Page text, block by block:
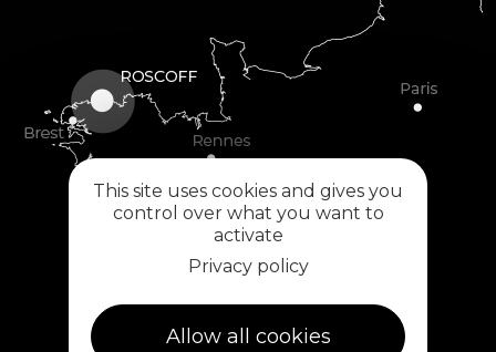
This site uses cookies and gives you
control over what you want to
activate
Privacy policy
Allow all cookies